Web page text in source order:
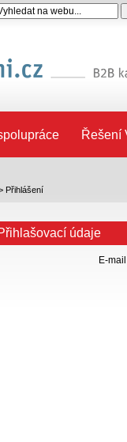
Řešení
Přihlášení
údaje
E-